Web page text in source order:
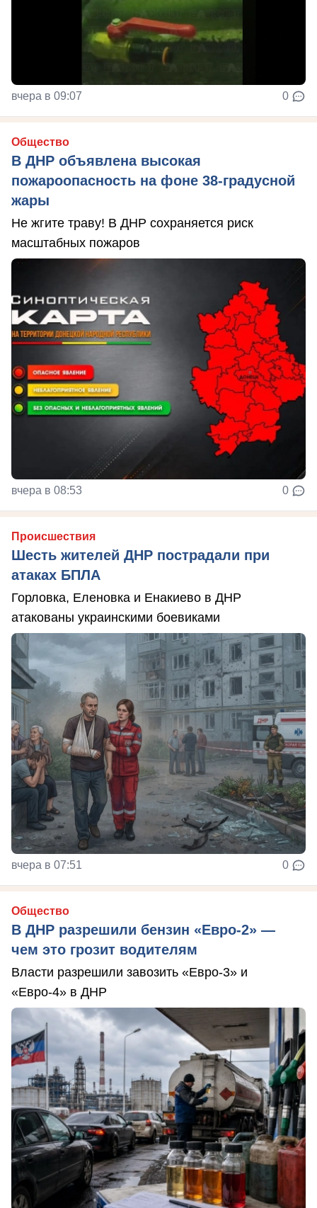
вчера в 09:07 0
Общество
В ДНР объявлена высокая
пожароопасность на фоне 38-градусной
жары
Не жгите траву! В ДНР сохраняется риск
масштабных пожаров
вчера в 08:53 0
Происшествия
Шесть жителей ДНР пострадали при
атаках БПЛА
Горловка, Еленовка и Енакиево в ДНР
атакованы украинскими боевиками
вчера в 07:51 0
Общество
В ДНР разрешили бензин «Евро-2» —
чем это грозит водителям
Власти разрешили завозить «Евро-3» и
«Евро-4» в ДНР